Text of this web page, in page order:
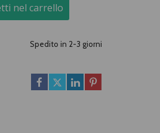
nel carrello
Spedito in 2-3 giorni